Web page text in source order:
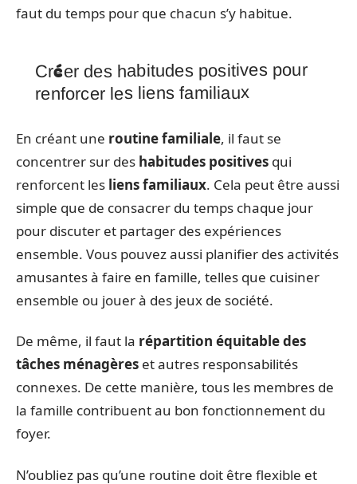
faut du temps pour que chacun s’y habitue.
Créer des habitudes positives pour
renforcer les liens familiaux
En créant une routine familiale, il faut se
concentrer sur des habitudes positives qui
renforcent les liens familiaux. Cela peut être aussi
simple que de consacrer du temps chaque jour
pour discuter et partager des expériences
ensemble. Vous pouvez aussi planifier des activités
amusantes à faire en famille, telles que cuisiner
ensemble ou jouer à des jeux de société.
De même, il faut la répartition équitable des
tâches ménagères et autres responsabilités
connexes. De cette manière, tous les membres de
la famille contribuent au bon fonctionnement du
foyer.
N’oubliez pas qu’une routine doit être flexible et